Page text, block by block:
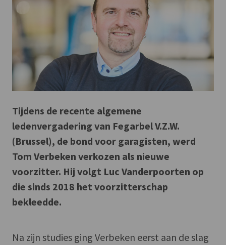
Tijdens de recente algemene
ledenvergadering van Fegarbel V.Z.W.
(Brussel), de bond voor garagisten, werd
Tom Verbeken verkozen als nieuwe
voorzitter. Hij volgt Luc Vanderpoorten op
die sinds 2018 het voorzitterschap
bekleedde.
Na zijn studies ging Verbeken eerst aan de slag